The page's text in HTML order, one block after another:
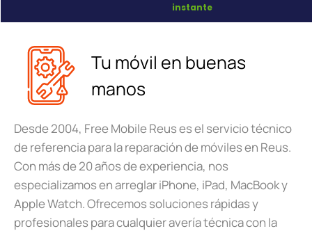
instante
Tu móvil en buenas
manos
Desde 2004, Free Mobile Reus es el servicio técnico
de referencia para la reparación de móviles en Reus.
Con más de 20 años de experiencia, nos
especializamos en arreglar iPhone, iPad, MacBook y
Apple Watch. Ofrecemos soluciones rápidas y
profesionales para cualquier avería técnica con la